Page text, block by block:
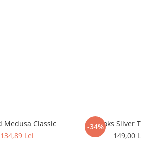
Medusa Classic
134,89 Lei
-34%
Brooks Silver
149,00